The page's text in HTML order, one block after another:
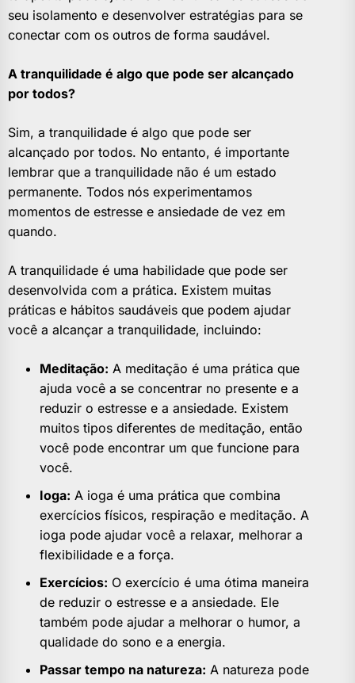
seu isolamento e desenvolver estratégias para se
conectar com os outros de forma saudável.
A tranquilidade é algo que pode ser alcançado
por todos?
Sim, a tranquilidade é algo que pode ser
alcançado por todos. No entanto, é importante
lembrar que a tranquilidade não é um estado
permanente. Todos nós experimentamos
momentos de estresse e ansiedade de vez em
quando.
A tranquilidade é uma habilidade que pode ser
desenvolvida com a prática. Existem muitas
práticas e hábitos saudáveis que podem ajudar
você a alcançar a tranquilidade, incluindo:
Meditação: A meditação é uma prática que
ajuda você a se concentrar no presente e a
reduzir o estresse e a ansiedade. Existem
muitos tipos diferentes de meditação, então
você pode encontrar um que funcione para
você.
Ioga: A ioga é uma prática que combina
exercícios físicos, respiração e meditação. A
ioga pode ajudar você a relaxar, melhorar a
flexibilidade e a força.
Exercícios: O exercício é uma ótima maneira
de reduzir o estresse e a ansiedade. Ele
também pode ajudar a melhorar o humor, a
qualidade do sono e a energia.
Passar tempo na natureza: A natureza pode